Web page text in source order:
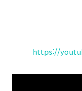
https://